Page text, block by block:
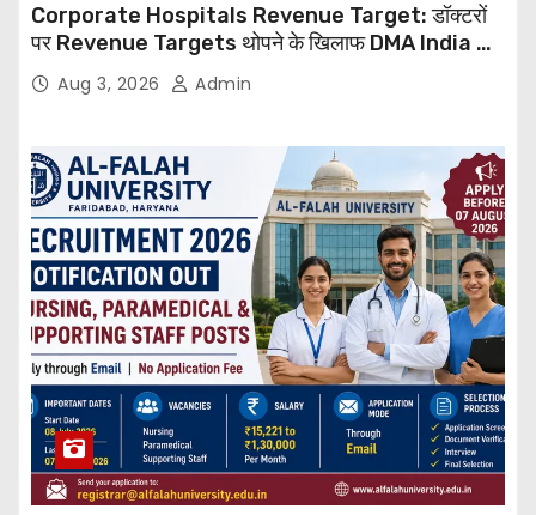
Corporate Hospitals Revenue Target: डॉक्टरों
पर Revenue Targets थोपने के खिलाफ DMA India का
बड़ा कदम, NHRC से Suo Motu जांच की मांग
Aug 3, 2026 Admin